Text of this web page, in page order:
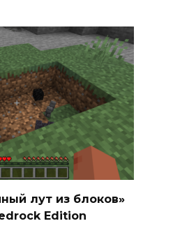
лут из блоков»
Edition